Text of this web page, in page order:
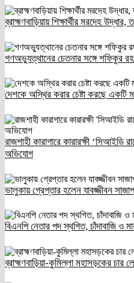
ব্রাহ্মণবাড়িয়ায় শিক্ষার্থীর মরদেহ
গণঅভ্যুত্থানের চেতনার সঙ্গে শফিকুর
দেশকে অস্থির করার চেষ্টা করছে একটি
রাজশাহী কারাগারে কারারক্ষী ‘সিআইডি
অভিযোগ
ভালুকায় গ্রেপ্তার হলেন যাবজ্জীবন
বিএনপি নেতার পদ স্থগিত, চাঁদাবাজি ও
ব্রাহ্মণবাড়িয়া-কুমিল্লা মহাসড়কের চার